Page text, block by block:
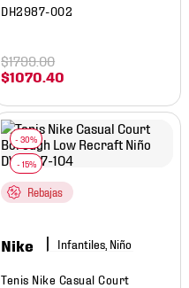
DH2987-002
$1070 .40
$1799.00
Rebajas
Nike Infantiles, Niño
Tenis Nike Casual Court